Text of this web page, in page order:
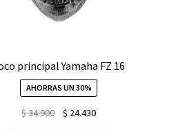
principal Yamaha FZ 16
AHORRAS UN 30%
$34.900
El$ 24.430El